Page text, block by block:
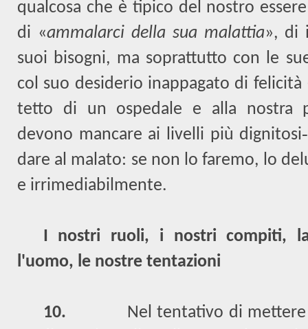
qualcosa che è tipico del nostro
di «ammalarci della sua malattia», di
suoi bisogni, ma soprattutto con le
col suo desiderio inappagato di
tetto di un ospedale e alla nostra
devono mancare ai livelli più
dare al malato: se non lo faremo, lo
e irrimediabilmente.
I nostri ruoli, i nostri compiti, la
l'uomo, le nostre tentazioni
10.
Nel tentativo di